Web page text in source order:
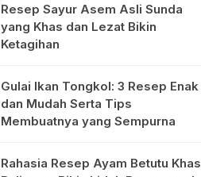
Resep Sayur Asem Asli Sunda
yang Khas dan Lezat Bikin
Ketagihan
Gulai Ikan Tongkol: 3 Resep Enak
dan Mudah Serta Tips
Membuatnya yang Sempurna
Rahasia Resep Ayam Betutu Khas